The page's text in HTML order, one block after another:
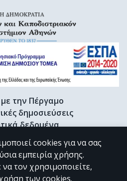
με την Πέργαμο
δημοσιεύσεις
δεδομένα
& Γκρίζα βιβλιογραφία
Ερευνητή
cookies για να σας
εμπειρία χρήσης.
τον χρησιμοποιείτε,
των cookies.